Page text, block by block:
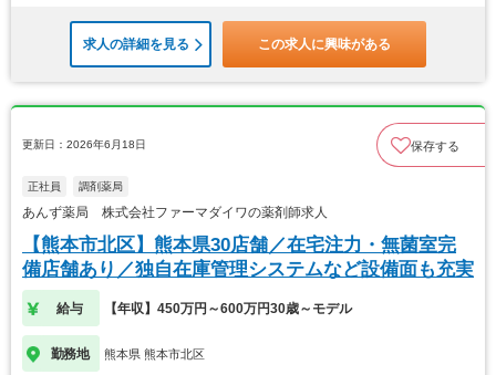
求人の詳細を見る この求人に興味がある
更新日：2026年6月18日 保存する
正社員 調剤薬局
あんず薬局 株式会社ファーマダイワの薬剤師求人
【熊本市北区】熊本県30店舗／在宅注力・無菌室完
備店舗あり／独自在庫管理システムなど設備面も充実
給与 【年収】450万円～600万円30歳～モデル
勤務地 熊本県 熊本市北区